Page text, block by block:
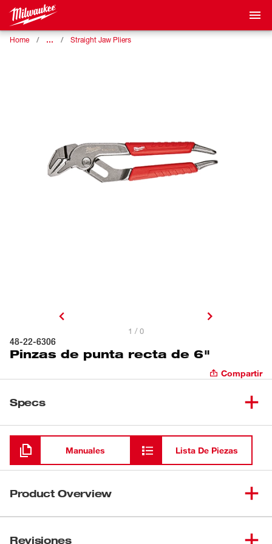
Home … Straight Jaw Pliers
1 / 0
48-22-6306
Pinzas de punta recta de 6"
Compartir
Specs
Cargando
Manuales Lista De Piezas
Product Overview
Milwaukee® incorporan asas de metal expuestas
Revisiones